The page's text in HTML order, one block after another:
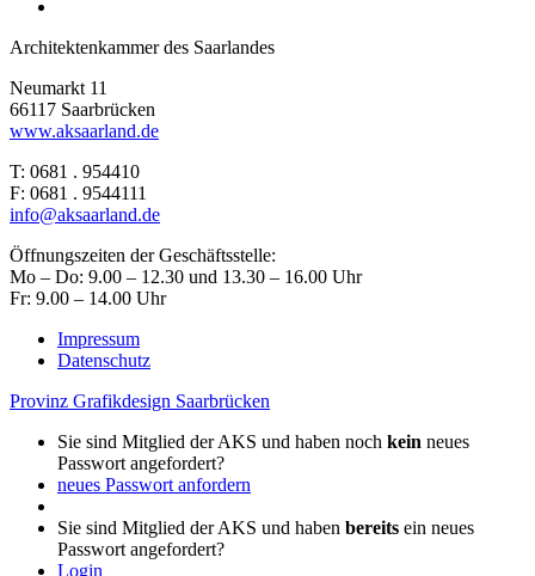
Architektenkammer des Saarlandes
Neumarkt 11
66117 Saarbrücken
www.aksaarland.de
T: 0681 . 954410
F: 0681 . 9544111
info@aksaarland.de
Öffnungszeiten der Geschäftsstelle:
Mo – Do: 9.00 – 12.30 und 13.30 – 16.00 Uhr
Fr: 9.00 – 14.00 Uhr
Impressum
Datenschutz
Provinz Grafikdesign Saarbrücken
Sie sind Mitglied der AKS und haben noch kein neues
Passwort angefordert?
neues Passwort anfordern
Sie sind Mitglied der AKS und haben bereits ein neues
Passwort angefordert?
Login